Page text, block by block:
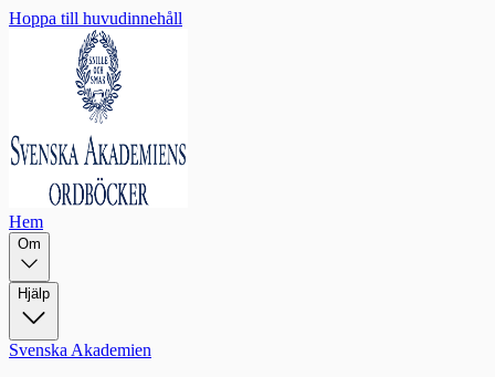
Hoppa till huvudinnehåll
Hem
Om
Hjälp
Svenska Akademien